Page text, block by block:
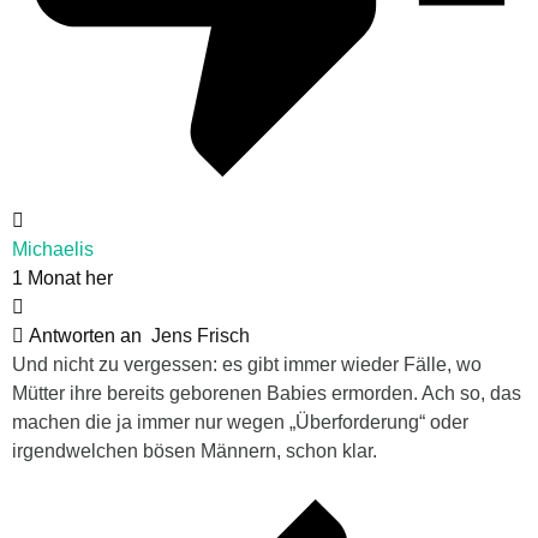
Michaelis
1 Monat her
Antworten an Jens Frisch
Und nicht zu vergessen: es gibt immer wieder Fälle, wo
Mütter ihre bereits geborenen Babies ermorden. Ach so, das
machen die ja immer nur wegen „Überforderung“ oder
irgendwelchen bösen Männern, schon klar.